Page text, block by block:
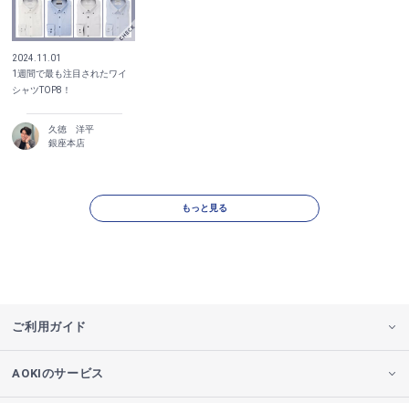
2024.11.01
1週間で最も注目されたワイ
シャツTOP8！
久徳 洋平
銀座本店
もっと見る
ご利用ガイド
AOKIのサービス